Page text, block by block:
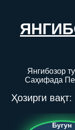
Янгибозор
Саҳифада
Ҳозирги вақт:
Бугун